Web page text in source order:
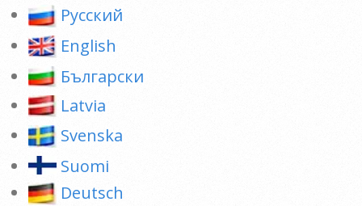
Pусский
English
Български
Latvia
Svenska
Suomi
Deutsch